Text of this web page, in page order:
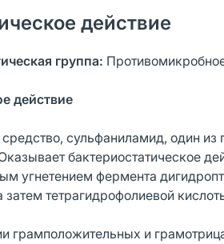
действие
группа:
действие
сульфаниламид, один
бактериостатическое
угнетением фермента
тетрагидрофолиевой
грамположительных и